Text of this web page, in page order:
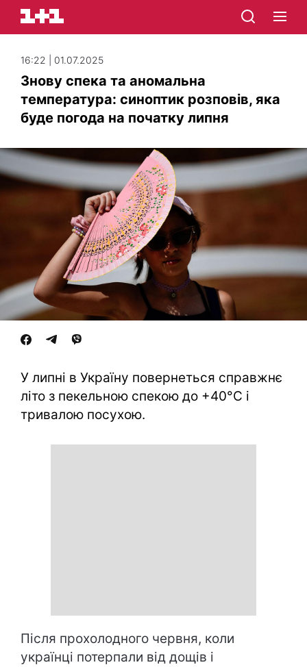
16:22 | 01.07.2025
Знову спека та аномальна
температура: синоптик розповів, яка
буде погода на початку липня
У липні в Україну повернеться справжнє
літо з пекельною спекою до +40°C і
тривалою посухою.
Після прохолодного червня, коли
українці потерпали від дощів і